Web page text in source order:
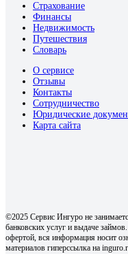
Страхование
Финансы
Недвижимость
Путешествия
Словарь
О сервисе
Отзывы
Контакты
Сотрудничество
Юридические
Карта сайта
©2025 Сервис Ингуро не
банковских услуг и выдаче
офертой, вся информация носит
материалов гиперссылка на